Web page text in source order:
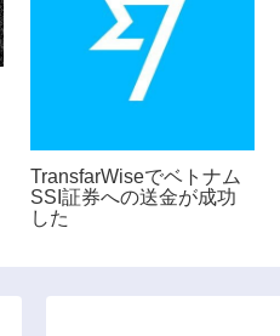
TransfarWiseでベトナム
SSI証券への送金が成功
した